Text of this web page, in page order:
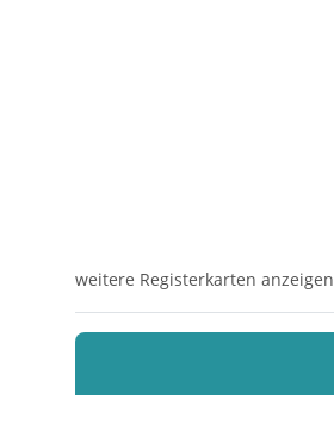
weitere Registerkarten anzeigen